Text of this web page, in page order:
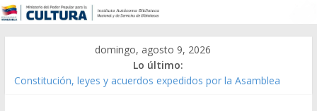
domingo, agosto 9, 2026
Lo último:
Constitución, leyes y acuerdos expedidos por la Asamblea